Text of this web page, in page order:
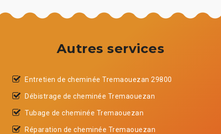
Autres services
Entretien de cheminée Tremaouezan 29800
Débistrage de cheminée Tremaouezan
Tubage de cheminée Tremaouezan
Réparation de cheminée Tremaouezan